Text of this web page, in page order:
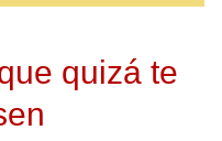
quizá te